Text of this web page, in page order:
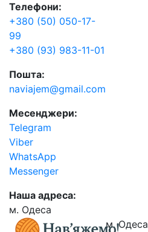
Телефони:
+380 (50) 050-17-
99
+380 (93) 983-11-01
Пошта:
naviajem@gmail.com
Месенджери:
Telegram
Viber
WhatsApp
Messenger
Наша адреса:
м. Одеса
м. Одеса